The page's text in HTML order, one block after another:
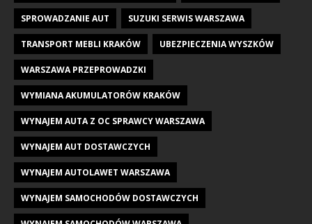
SPROWADZANIE AUT SUZUKI SERWIS WARSZAWA
TRANSPORT MEBLI KRAKÓW UBEZPIECZENIA WYSZKÓW
WARSZAWA PRZEPROWADZKI
WYMIANA AKUMULATORÓW KRAKÓW
WYNAJEM AUTA Z OC SPRAWCY WARSZAWA
WYNAJEM AUT DOSTAWCZYCH
WYNAJEM AUTOLAWET WARSZAWA
WYNAJEM SAMOCHODÓW DOSTAWCZYCH